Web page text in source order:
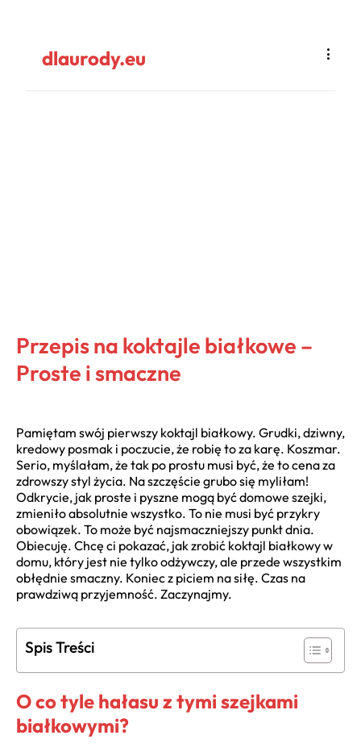
dlaurody.eu
Przepis na koktajle białkowe –
Proste i smaczne
Pamiętam swój pierwszy koktajl białkowy. Grudki, dziwny,
kredowy posmak i poczucie, że robię to za karę. Koszmar.
Serio, myślałam, że tak po prostu musi być, że to cena za
zdrowszy styl życia. Na szczęście grubo się myliłam!
Odkrycie, jak proste i pyszne mogą być domowe szejki,
zmieniło absolutnie wszystko. To nie musi być przykry
obowiązek. To może być najsmaczniejszy punkt dnia.
Obiecuję. Chcę ci pokazać, jak zrobić koktajl białkowy w
domu, który jest nie tylko odżywczy, ale przede wszystkim
obłędnie smaczny. Koniec z piciem na siłę. Czas na
prawdziwą przyjemność. Zaczynajmy.
Spis Treści
O co tyle hałasu z tymi szejkami
białkowymi?